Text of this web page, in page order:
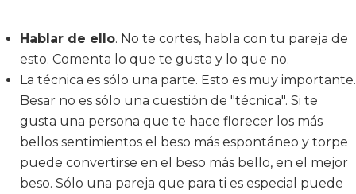
Hablar de ello. No te cortes, habla con tu pareja de
esto. Comenta lo que te gusta y lo que no.
La técnica es sólo una parte. Esto es muy importante.
Besar no es sólo una cuestión de "técnica". Si te
gusta una persona que te hace florecer los más
bellos sentimientos el beso más espontáneo y torpe
puede convertirse en el beso más bello, en el mejor
beso. Sólo una pareja que para ti es especial puede